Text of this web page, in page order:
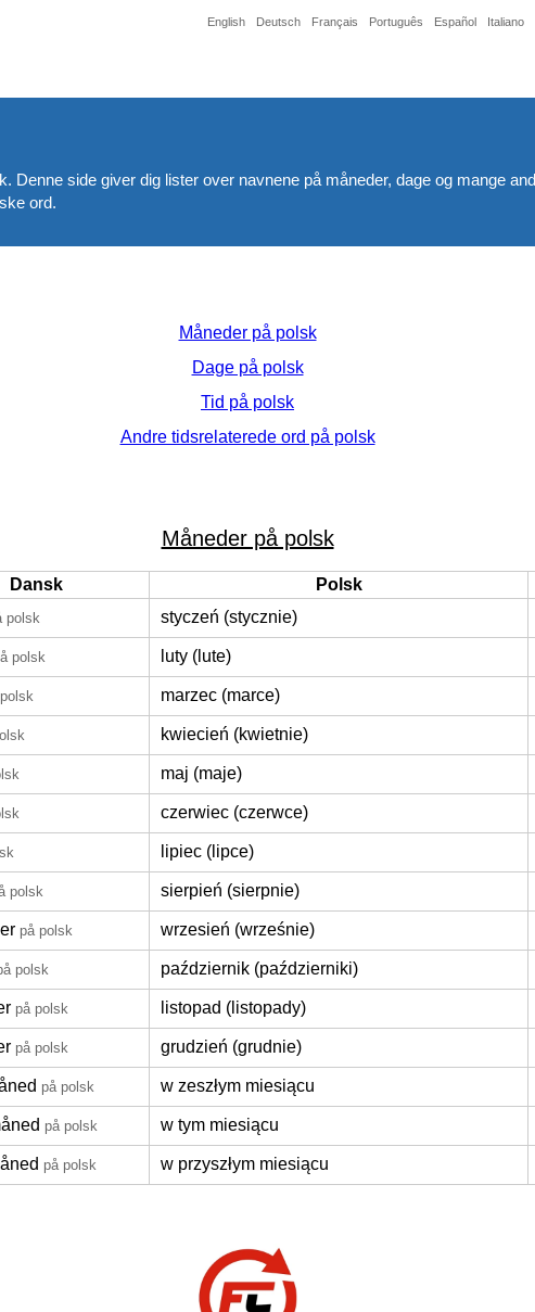
English Deutsch Français Português Español Italiano
side giver dig lister over navnene på måneder, dage og mange
ord.
Måneder på polsk
Dage på polsk
Tid på polsk
Andre tidsrelaterede ord på polsk
Måneder på polsk
Dansk
Polsk
polsk styczeń (stycznie)
polsk luty (lute)
marzec (marce)
kwiecień (kwietnie)
maj (maje)
czerwiec (czerwce)
lipiec (lipce)
polsk sierpień (sierpnie)
på polsk wrzesień (wrześnie)
polsk październik (październiki)
på polsk listopad (listopady)
på polsk grudzień (grudnie)
på polsk w zeszłym miesiącu
på polsk w tym miesiącu
på polsk w przyszłym miesiącu